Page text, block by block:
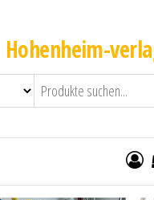
Hohenheim-